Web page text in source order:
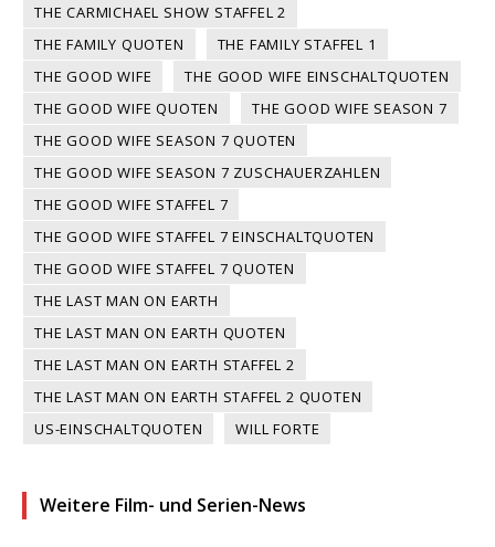
THE CARMICHAEL SHOW STAFFEL 2
THE FAMILY QUOTEN
THE FAMILY STAFFEL 1
THE GOOD WIFE
THE GOOD WIFE EINSCHALTQUOTEN
THE GOOD WIFE QUOTEN
THE GOOD WIFE SEASON 7
THE GOOD WIFE SEASON 7 QUOTEN
THE GOOD WIFE SEASON 7 ZUSCHAUERZAHLEN
THE GOOD WIFE STAFFEL 7
THE GOOD WIFE STAFFEL 7 EINSCHALTQUOTEN
THE GOOD WIFE STAFFEL 7 QUOTEN
THE LAST MAN ON EARTH
THE LAST MAN ON EARTH QUOTEN
THE LAST MAN ON EARTH STAFFEL 2
THE LAST MAN ON EARTH STAFFEL 2 QUOTEN
US-EINSCHALTQUOTEN
WILL FORTE
Weitere Film- und Serien-News